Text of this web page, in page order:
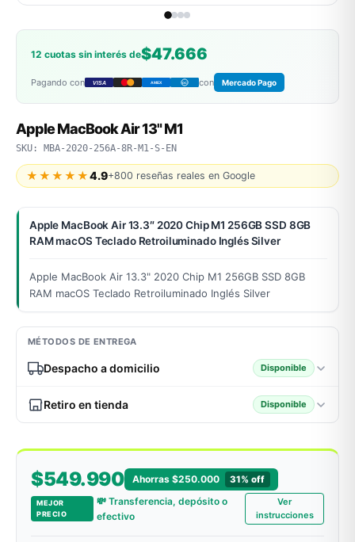
ACER
→
12 cuotas sin interés de$47.666
Pagando con VISA AMEX DC con Mercado Pago
Apple MacBook Air 13" M1
SKU: MBA-2020-256A-8R-M1-S-EN
★★★★★4.9+800 reseñas reales en Google
Apple MacBook Air 13.3″ 2020 Chip M1 256GB SSD 8GB
RAM macOS Teclado Retroiluminado Inglés Silver
Apple MacBook Air 13.3" 2020 Chip M1 256GB SSD 8GB
RAM macOS Teclado Retroiluminado Inglés Silver
MÉTODOS DE ENTREGA
Despacho a domicilio Disponible
Retiro en tienda Disponible
$549.990 Ahorras $250.000 31% off
MEJOR
PRECIO
💸 Transferencia, depósito o
efectivo
Ver
instrucciones